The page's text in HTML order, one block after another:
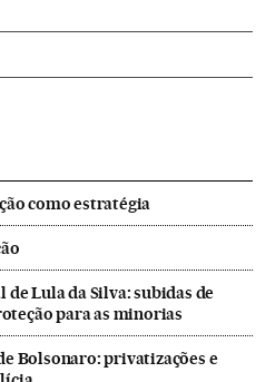
como estratégia
Lula da Silva: subidas de
para as minorias
Bolsonaro: privatizações e